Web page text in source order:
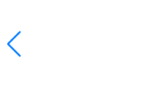
Slide anterior